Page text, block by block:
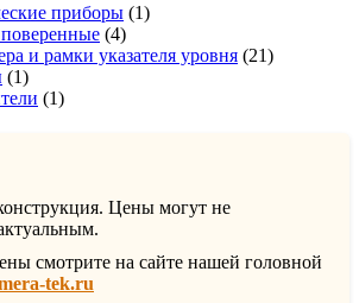
приборы 11
44
товара
и рамки указателя уровня 2121
11
товар
11
Цены могут не
смотрите на сайте нашей головной
tek.ru